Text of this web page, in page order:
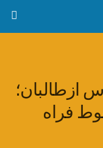
ازطالبان؛
فراه